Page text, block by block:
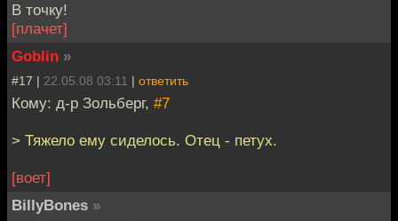
В точку!
[плачет]
Goblin »
#17 | 22.05.08 03:11 | ответить
Кому: д-р Зольберг, #7
> Тяжело ему сиделось. Отец - петух.
[воет]
BillyBones »